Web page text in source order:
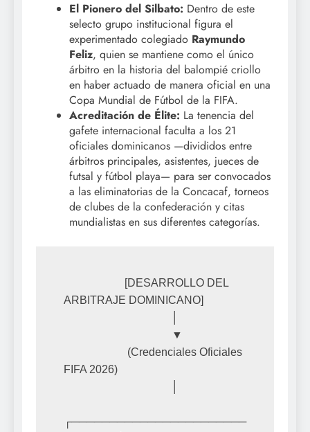
El Pionero del Silbato: Dentro de este
selecto grupo institucional figura el
experimentado colegiado Raymundo
Feliz, quien se mantiene como el único
árbitro en la historia del balompié criollo
en haber actuado de manera oficial en una
Copa Mundial de Fútbol de la FIFA.
Acreditación de Élite: La tenencia del
gafete internacional faculta a los 21
oficiales dominicanos —divididos entre
árbitros principales, asistentes, jueces de
futsal y fútbol playa— para ser convocados
a las eliminatorias de la Concacaf, torneos
de clubes de la confederación y citas
mundialistas en sus diferentes categorías.
ARBITRAJE DOMINICANO]
FIFA 2026)
┌───────────────────────